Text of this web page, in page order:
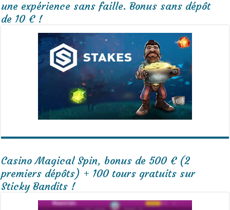
une expérience sans faille. Bonus sans dépôt
de 10 € !
Casino Magical Spin, bonus de 500 € (2
premiers dépôts) + 100 tours gratuits sur
Sticky Bandits !